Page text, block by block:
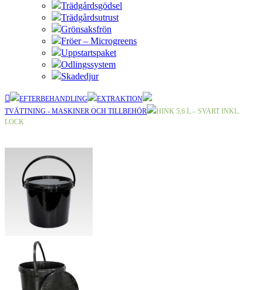
Trädgårdsgödsel
Trädgårdsutrust
Grönsaksfrön
Fröer – Microgreens
Uppstartspaket
Odlingssystem
Skadedjur
EFTERBEHANDLING
EXTRAKTION
TVÄTTNING - MASKINER OCH TILLBEHÖR
HINK 5,6 L – SVART INKL.
LOCK